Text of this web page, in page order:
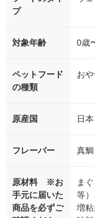
プ
対象年齢 0歳
ペットフード
の種類
お
原産国 日本
フレーバー 真鯛
原材料 ※お
手元に届いた
商品を必ずご
ま
等
増